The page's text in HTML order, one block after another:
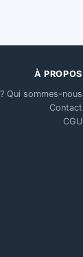
À PROPOS
Qui sommes-nous ?
Contact
CGU